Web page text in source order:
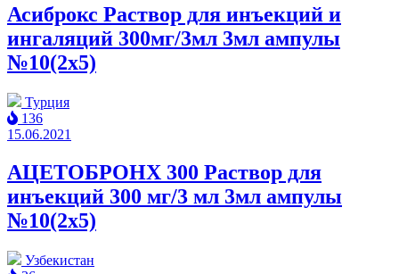
Асиброкс Раствор для инъекций и
ингаляций 300мг/3мл 3мл ампулы
№10(2x5)
Турция
136
15.06.2021
АЦЕТОБРОНХ 300 Раствор для
инъекций 300 мг/3 мл 3мл ампулы
№10(2x5)
Узбекистан